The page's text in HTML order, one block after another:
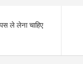
ले लेना चाहिए